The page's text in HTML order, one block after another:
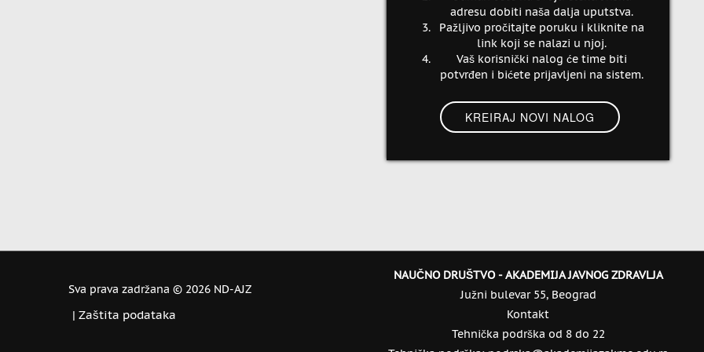
adresu dobiti naša dalja uputstva.
Pažljivo pročitajte poruku i kliknite na
link koji se nalazi u njoj.
Vaš korisnički nalog će time biti
potvrđen i bićete prijavljeni na sistem.
Sva prava zadržana © 2026 ND-AJZ
| Zaštita podataka
NAUČNO DRUŠTVO - AKADEMIJA JAVNOG ZDRAVLJA
Južni bulevar 55, Beograd
Kontakt
Tehnička podrška od 8 do 22